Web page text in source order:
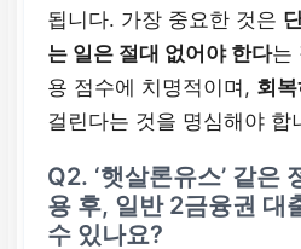
됩니다. 가장 중요한 것은
는 일은 절대 없어야 한다는
용 점수에 치명적이며, 회
걸린다는 것을 명심해야 합
Q2. ‘햇살론유스’ 같은
용 후, 일반 2금융권 대
수 있나요?